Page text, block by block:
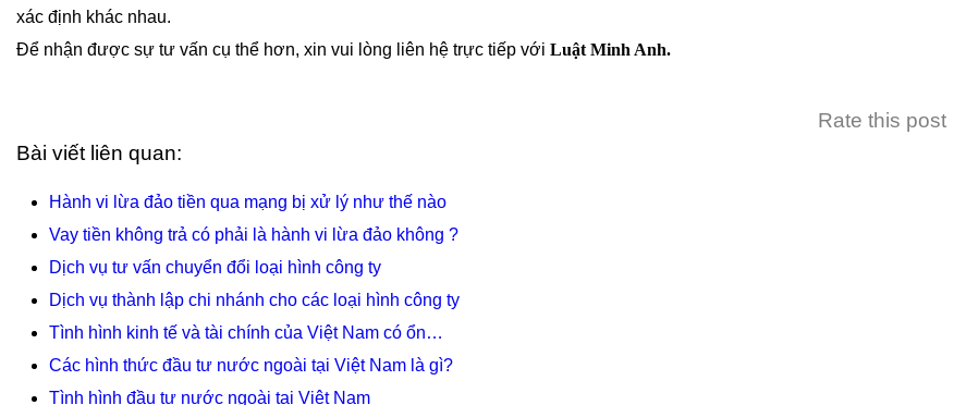
xác định khác nhau.
Để nhận được sự tư vấn cụ thể hơn, xin vui lòng liên hệ trực tiếp với Luật Minh Anh.
Rate this post
Bài viết liên quan:
Hành vi lừa đảo tiền qua mạng bị xử lý như thế nào
Vay tiền không trả có phải là hành vi lừa đảo không ?
Dịch vụ tư vấn chuyển đổi loại hình công ty
Dịch vụ thành lập chi nhánh cho các loại hình công ty
Tình hình kinh tế và tài chính của Việt Nam có ổn…
Các hình thức đầu tư nước ngoài tại Việt Nam là gì?
Tình hình đầu tư nước ngoài tại Việt Nam